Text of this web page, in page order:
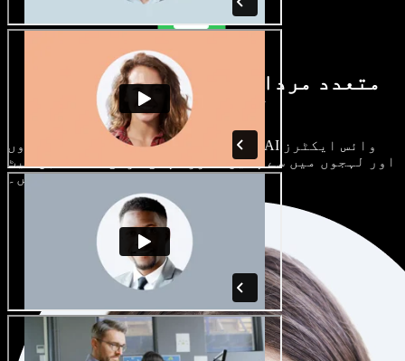
متعدد مردانہ و زنانہ آوازیں اور
لہجے دستیاب
ہر پروجیکٹ الگ ہوتا ہے۔ سینکڑوں AI وائس ایکٹرز
اور لہجوں میں سے چنیں، اور اپنی مرضی کے مطابق سیٹ
کریں۔